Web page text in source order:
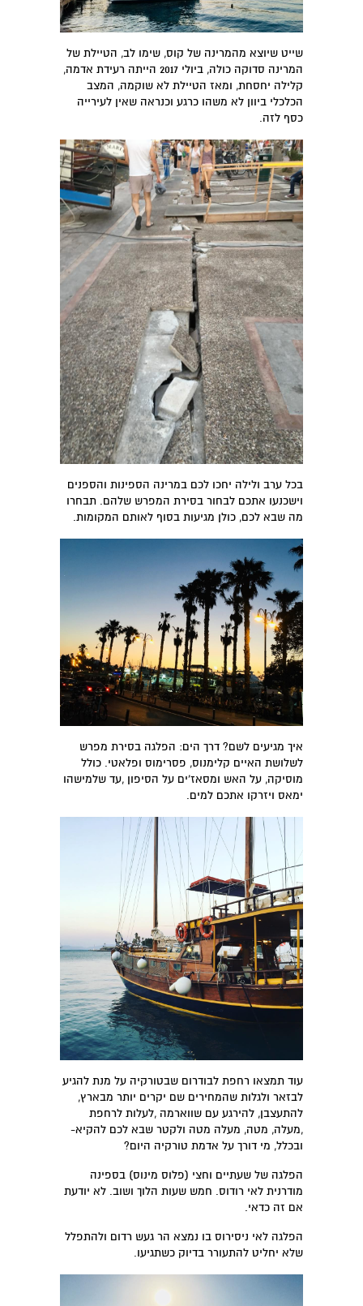
שייט שיוצא מהמרינה של קוס, שימו לב, הטיילת של
המרינה סדוקה כולה, ביולי 2017 הייתה רעידת אדמה,
קלילה יחסחת, ומאז הטיילת לא שוקמה, המצב
הכלכלי ביוון לא משהו כרגע וכנראה שאין לעירייה
כסף לזה.
בכל ערב ולילה יחכו לכם במרינה הספינות והספנים
וישכנעו אתכם לבחור בסירת המפרש שלהם. תבחרו
מה שבא לכם, כולן מגיעות בסוף לאותם המקומות.
איך מגיעים לשם? דרך הים: הפלגה בסירת מפרש
לשלושת האיים קלימנוס, פסרימוס ופלאטי. כולל
מוסיקה, על האש ומסאז'ים על הסיפון ,עד שלמישהו
ימאס ויזרקו אתכם למים.
עוד תמצאו רחפת לבודרום שבטורקיה על מנת להגיע
לבזאר ולגלות שהמחירים שם יקרים יותר מבארץ,
להתעצבן, להירגע עם שווארמה ,לעלות לרחפת
,מעלה, מטה, מעלה מטה ולקטר שבא לכם להקיא-
ובכלל, מי דורך על אדמת טורקיה היום?
הפלגה של שעתיים וחצי (פלוס מינוס) בספינה
מודרנית לאי רודוס. חמש שעות הלוך ושוב. לא יודעת
אם זה כדאי.
הפלגה לאי ניסירוס בו נמצא הר געש רדום ולהתפלל
שלא יחליט להתעורר בדיוק כשתגיעו.